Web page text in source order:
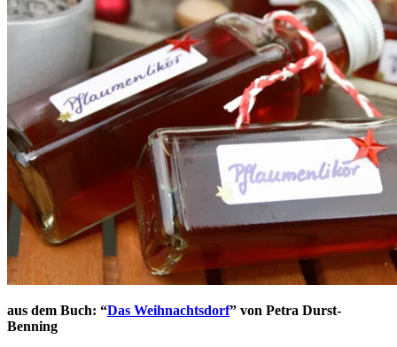
aus dem Buch: “Das Weihnachtsdorf” von Petra Durst-
Benning